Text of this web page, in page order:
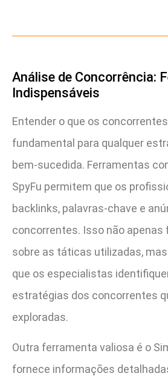
Análise de Concorrência:
Indispensáveis
Entender o que os
fundamental para qualquer
bem-sucedida. Ferramentas
SpyFu permitem que os
backlinks, palavras-chave e
concorrentes. Isso não apenas
sobre as táticas utilizadas,
que os especialistas
estratégias dos concorrentes
exploradas.
Outra ferramenta valiosa é o
fornece informações